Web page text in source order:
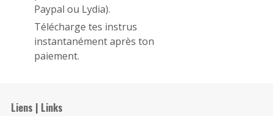
Paypal ou Lydia).
Télécharge tes instrus
instantanément après ton
paiement.
Liens | Links